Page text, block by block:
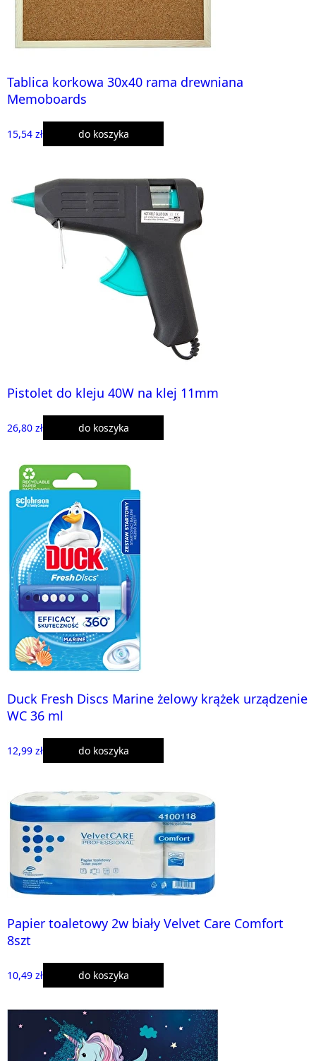
Tablica korkowa 30x40 rama drewniana
Memoboards
15,54 zł do koszyka
Pistolet do kleju 40W na klej 11mm
26,80 zł do koszyka
Duck Fresh Discs Marine żelowy krążek urządzenie
WC 36 ml
12,99 zł do koszyka
Papier toaletowy 2w biały Velvet Care Comfort
8szt
10,49 zł do koszyka